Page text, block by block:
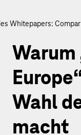
Warum
Wahl
macht